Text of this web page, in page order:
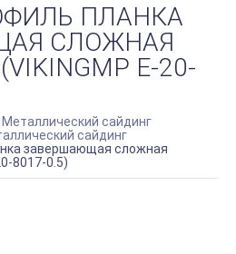
ПЛАНКА
СЛОЖНАЯ
E-20-
Металлический сайдинг
сайдинг
завершающая сложная
8017-0.5)